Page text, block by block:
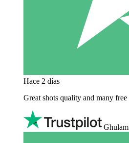
Hace 2 días
Great shots quality and many